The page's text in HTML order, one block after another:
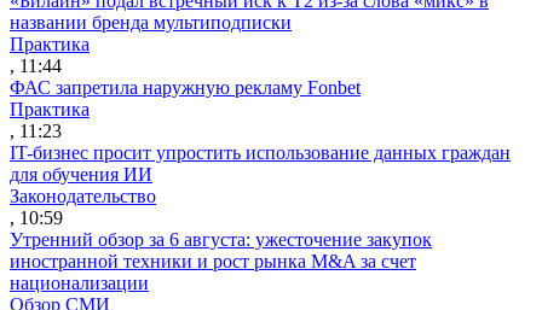
названии бренда мультиподписки
Практика
, 11:44
ФАС запретила наружную рекламу Fonbet
Практика
, 11:23
IT-бизнес просит упростить использование данных граждан
для обучения ИИ
Законодательство
, 10:59
Утренний обзор за 6 августа: ужесточение закупок
иностранной техники и рост рынка M&A за счет
национализации
Обзор СМИ